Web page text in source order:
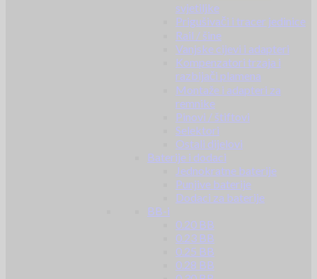
svjetiljke
Prigušivači i tracer jedinice
Rail / šine
Vanjske cijevi i adapteri
Kompenzatori trzaja i
razbijači plamena
Montaže i adapteri za
remnike
Pinovi / štiftovi
Selektori
Ostali dijelovi
Baterije i dodaci
Jednokratne baterije
Punjive baterije
Dodaci za baterije
BB-i
0.20 BB
0.23 BB
0.25 BB
0.28 BB